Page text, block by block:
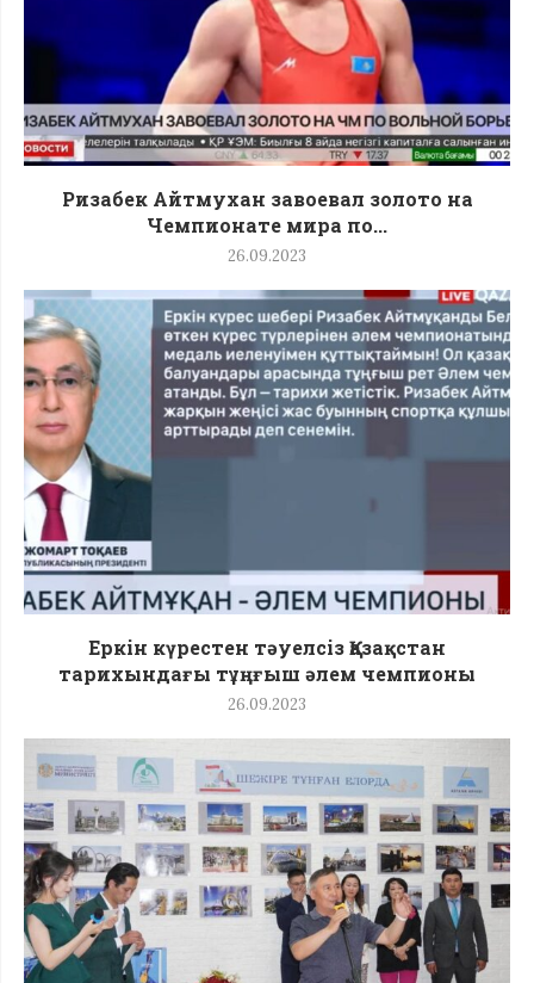
Ризабек Айтмухан завоевал золото на
Чемпионате мира по...
26.09.2023
Еркін күрестен тәуелсіз Қазақстан
тарихындағы тұңғыш әлем чемпионы
26.09.2023